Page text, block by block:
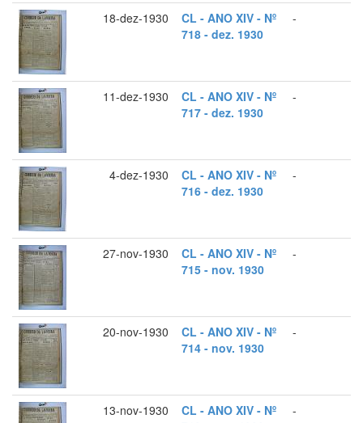
18-dez-1930
CL - ANO XIV - Nº
718 - dez. 1930
-
11-dez-1930
CL - ANO XIV - Nº
717 - dez. 1930
-
4-dez-1930
CL - ANO XIV - Nº
716 - dez. 1930
-
27-nov-1930
CL - ANO XIV - Nº
715 - nov. 1930
-
20-nov-1930
CL - ANO XIV - Nº
714 - nov. 1930
-
13-nov-1930
CL - ANO XIV - Nº
-